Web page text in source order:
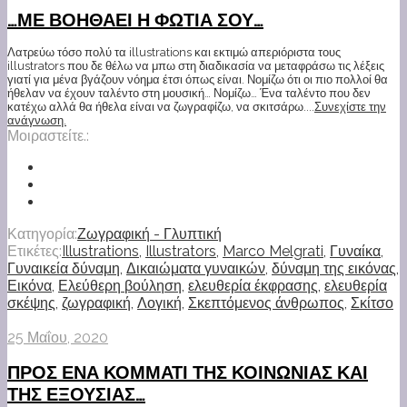
…ΜΕ ΒΟΗΘΑΕΙ Η ΦΩΤΙΑ ΣΟΥ…
Λατρεύω τόσο πολύ τα illustrations και εκτιμώ απεριόριστα τους
illustrators που δε θέλω να μπω στη διαδικασία να μεταφράσω τις λέξεις
γιατί για μένα βγάζουν νόημα έτσι όπως είναι. Νομίζω ότι οι πιο πολλοί θα
ήθελαν να έχουν ταλέντο στη μουσική… Νομίζω… Ένα ταλέντο που δεν
κατέχω αλλά θα ήθελα είναι να ζωγραφίζω, να σκιτσάρω....Συνεχίστε την
ανάγνωση.
Μοιραστείτε.:
Κατηγορία:Ζωγραφική - Γλυπτική
Ετικέτες: Illustrations, Illustrators, Marco Melgrati, Γυναίκα,
Γυναικεία δύναμη, Δικαιώματα γυναικών, δύναμη της εικόνας,
Εικόνα, Ελεύθερη βούληση, ελευθερία έκφρασης, ελευθερία
σκέψης, ζωγραφική, Λογική, Σκεπτόμενος άνθρωπος, Σκίτσο
25 Μαΐου, 2020
ΠΡΟΣ ΕΝΑ ΚΟΜΜΑΤΙ ΤΗΣ ΚΟΙΝΩΝΙΑΣ ΚΑΙ
ΤΗΣ ΕΞΟΥΣΙΑΣ…